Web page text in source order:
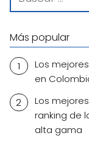
Más popular
Los
en
Los
ranking de
alta gama